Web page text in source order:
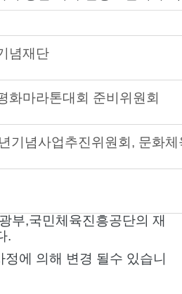
념재단
화마라톤대회 준비위원회
기념사업추진위원회, 문화
부,국민체육진흥공단의 재
.
에 의해 변경 될수 있습니